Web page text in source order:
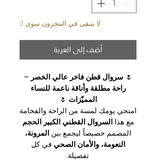
لا يتبقى في المخزون سوى 2
أضِف إلى العربة
🌷 سروال قطن فاخر عالي الخصر –
راحة مطلقة وأناقة ناعمة للنساء
المميّزات 🌷
امنحي يومك لمسة من الراحة والفخامة
مع هذاالسروال القطني الكبير الحجم
المصمم خصيصاً ليجمع بين المرونة،
النعومة، والأمان الصحي في كل
تفصيلة.